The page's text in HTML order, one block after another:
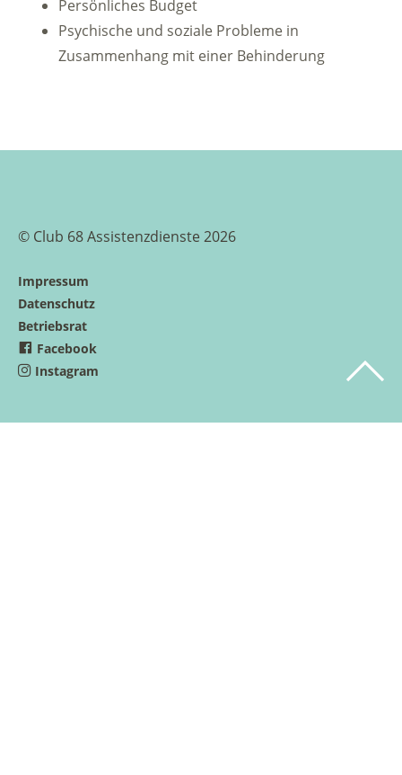
Persönliches Budget
Psychische und soziale Probleme in
Zusammenhang mit einer Behinderung
© Club 68 Assistenzdienste 2026
Impressum
Datenschutz
Betriebsrat
Facebook
Instagram